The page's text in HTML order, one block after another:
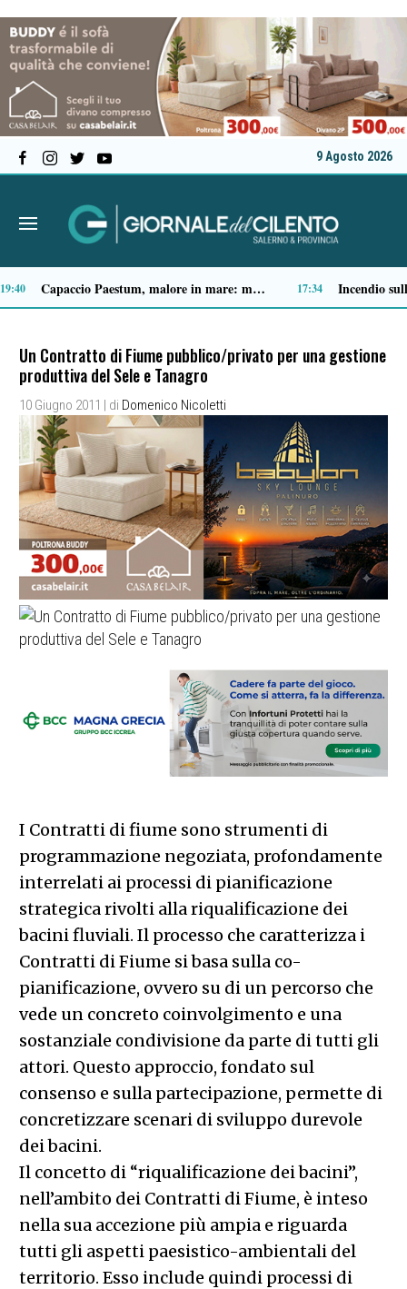
9 Agosto 2026
Spari a Pastena, il ventenne ferito lascia l’ospedale: si indaga sul vero obiettivo 09:04
Un Contratto di Fiume pubblico/privato per una gestione
produttiva del Sele e Tanagro
10 Giugno 2011 | di Domenico Nicoletti
I Contratti di fiume sono strumenti di
programmazione negoziata, profondamente
interrelati ai processi di pianificazione
strategica rivolti alla riqualificazione dei
bacini fluviali. Il processo che caratterizza i
Contratti di Fiume si basa sulla co-
pianificazione, ovvero su di un percorso che
vede un concreto coinvolgimento e una
sostanziale condivisione da parte di tutti gli
attori. Questo approccio, fondato sul
consenso e sulla partecipazione, permette di
concretizzare scenari di sviluppo durevole
dei bacini.
Il concetto di “riqualificazione dei bacini”,
nell’ambito dei Contratti di Fiume, è inteso
nella sua accezione più ampia e riguarda
tutti gli aspetti paesistico-ambientali del
territorio. Esso include quindi processi di